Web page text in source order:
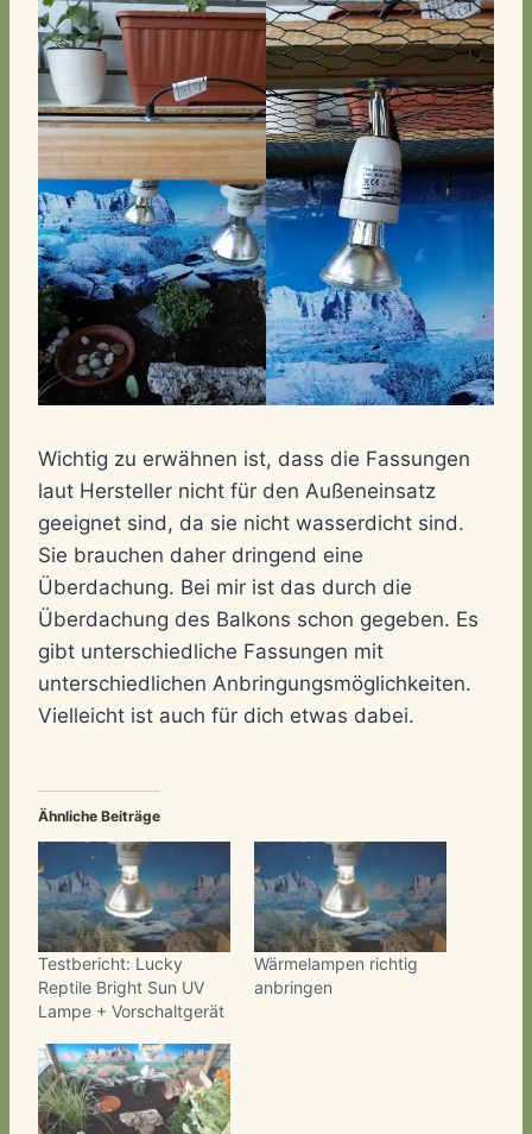
Wichtig zu erwähnen ist, dass die Fassungen
laut Hersteller nicht für den Außeneinsatz
geeignet sind, da sie nicht wasserdicht sind.
Sie brauchen daher dringend eine
Überdachung. Bei mir ist das durch die
Überdachung des Balkons schon gegeben. Es
gibt unterschiedliche Fassungen mit
unterschiedlichen Anbringungsmöglichkeiten.
Vielleicht ist auch für dich etwas dabei.
Ähnliche Beiträge
Testbericht: Lucky
Reptile Bright Sun UV
Lampe + Vorschaltgerät
Wärmelampen richtig
anbringen